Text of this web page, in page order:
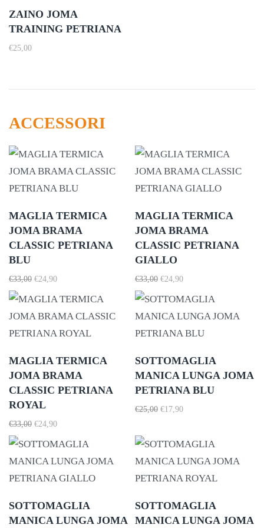
ZAINO JOMA
TRAINING PETRIANA
€25,00
ACCESSORI
MAGLIA TERMICA
JOMA BRAMA
CLASSIC PETRIANA
BLU
€33,00 Il
originale
era:
€24,90Il
attuale
è:
MAGLIA TERMICA
JOMA BRAMA
CLASSIC PETRIANA
GIALLO
€33,00 Il
originale
era:
€24,90Il
attuale
è:
MAGLIA TERMICA
JOMA BRAMA
CLASSIC PETRIANA
ROYAL
€33,00 Il
originale
era:
€24,90Il
attuale
è:
SOTTOMAGLIA
MANICA LUNGA JOMA
PETRIANA BLU
€25,00 Il
era:
€17,90Il
è:
SOTTOMAGLIA
MANICA LUNGA JOMA
SOTTOMAGLIA
MANICA LUNGA JOMA